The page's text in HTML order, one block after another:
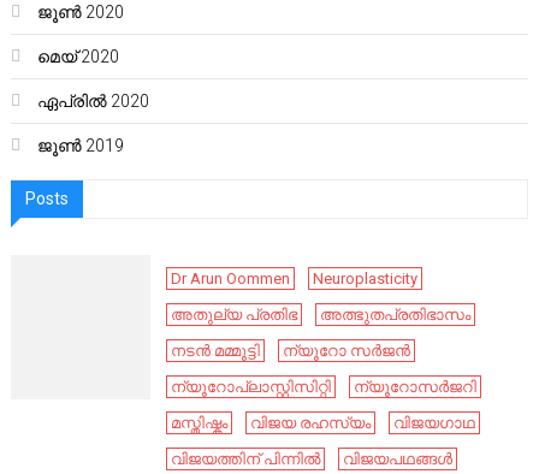
ജൂൺ 2020
മെയ്‌ 2020
ഏപ്രിൽ 2020
ജൂൺ 2019
Posts
Dr Arun Oommen
Neuroplasticity
അതുല്യ പ്രതിഭ
അത്ഭുതപ്രതിഭാസം
നടൻ മമ്മൂട്ടി
ന്യൂറോ സർജൻ
ന്യൂറോപ്ലാസ്റ്റിസിറ്റി
ന്യൂറോസർജറി
മസ്തിഷ്കം
വിജയ രഹസ്യം
വിജയഗാഥ
വിജയത്തിന് പിന്നിൽ
വിജയപഥങ്ങൾ